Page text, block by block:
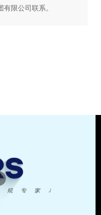
限公司联系。